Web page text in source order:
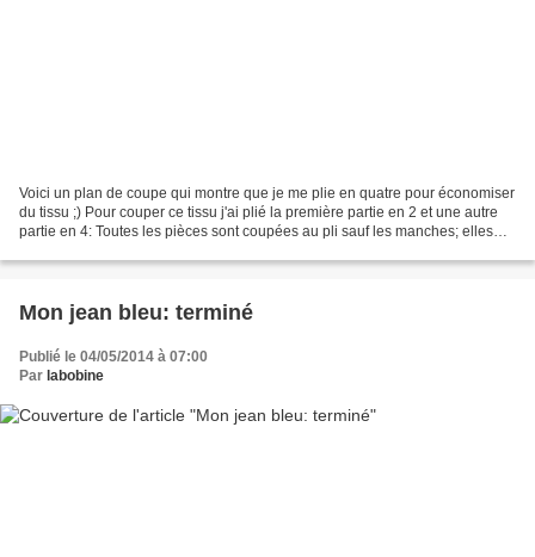
Voici un plan de coupe qui montre que je me plie en quatre pour économiser
du tissu ;) Pour couper ce tissu j'ai plié la première partie en 2 et une autre
partie en 4: Toutes les pièces sont coupées au pli sauf les manches; elles
Mon jean bleu: terminé
Publié le 04/05/2014 à 07:00
Par labobine